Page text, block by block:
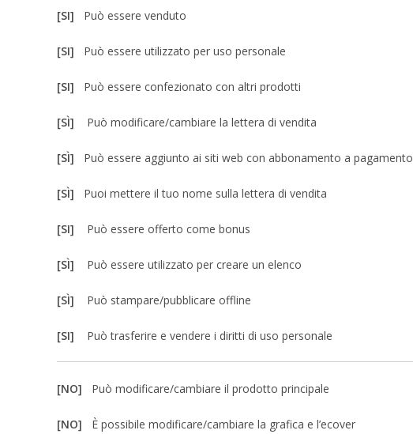
[SI] Può essere venduto
[SI] Può essere utilizzato per uso personale
[SI] Può essere confezionato con altri prodotti
[SÌ] Può modificare/cambiare la lettera di vendita
[SÌ] Può essere aggiunto ai siti web con abbonamento a pagamento
[SÌ] Puoi mettere il tuo nome sulla lettera di vendita
[SI] Può essere offerto come bonus
[SÌ] Può essere utilizzato per creare un elenco
[SÌ] Può stampare/pubblicare offline
[SI] Può trasferire e vendere i diritti di uso personale
[NO] Può modificare/cambiare il prodotto principale
[NO] È possibile modificare/cambiare la grafica e l’ecover